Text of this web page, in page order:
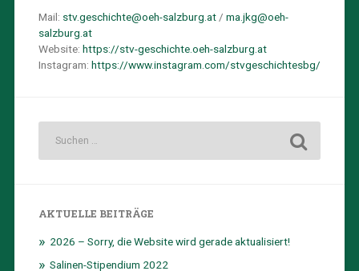
Mail: stv.geschichte@oeh-salzburg.at/ ma.jkg@oeh-
salzburg.at
Website: https://stv-geschichte.oeh-salzburg.at
Instagram: https://www.instagram.com/stvgeschichtesbg/
AKTUELLE BEITRÄGE
2026 – Sorry, die Website wird gerade aktualisiert!
Salinen-Stipendium 2022